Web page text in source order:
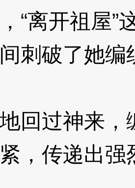
离开祖屋”
刺破了她编
过神来，
，传递出强